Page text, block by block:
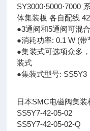
SY3000·5000·7000
体集装板 各自配线
●3通阀和5通阀可混
●消耗功率: 0.1 W (带
●集装式可选项众多
装式
●集装式型号: SS5Y3
日本SMC电磁阀集装
SS5Y7-42-05-02
SS5Y7-42-05-02-Q